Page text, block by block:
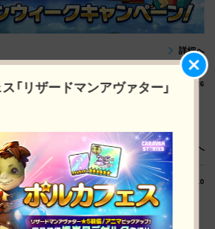
詳細へ
2025/12/26
開催！【13:50更新】
ありましたので修正いたしました。
詳細へ
2025/11/10
酒場で「ハイアンドロー」を遊ぼう！
更新】
「リザードマンアヴァター」